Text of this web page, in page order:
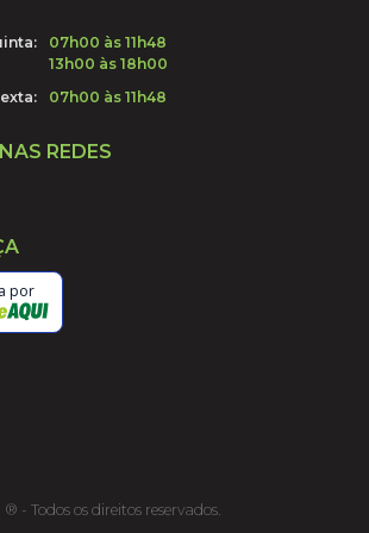
07h00 às 11h48
13h00 às 18h00
07h00 às 11h48
REDES
por
- Todos os direitos reservados.